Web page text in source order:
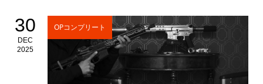
30
DEC
2025
OPコンプリート